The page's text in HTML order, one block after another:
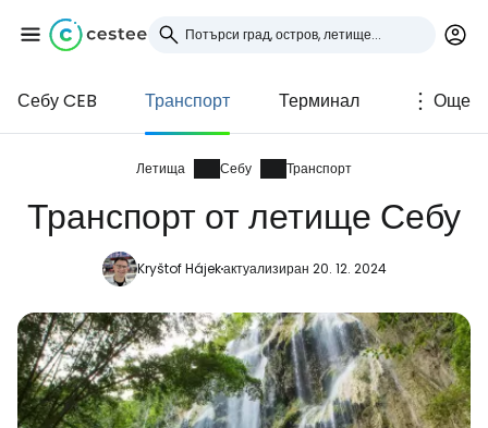
Себу CEB Транспорт Терминал Още
Летища Себу Транспорт
Транспорт от летище Себу
Kryštof Hájekактуализиран 20. 12. 2024
Влезте в Cestee
... световната общност на туристите
Продължете с Facebook
Продължете с имейл